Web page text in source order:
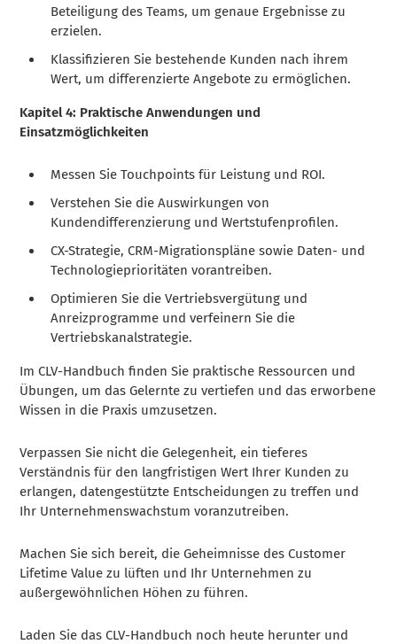
Beteiligung des Teams, um genaue Ergebnisse zu
erzielen.
Klassifizieren Sie bestehende Kunden nach ihrem
Wert, um differenzierte Angebote zu ermöglichen.
Kapitel 4: Praktische Anwendungen und
Einsatzmöglichkeiten
Messen Sie Touchpoints für Leistung und ROI.
Verstehen Sie die Auswirkungen von
Kundendifferenzierung und Wertstufenprofilen.
CX-Strategie, CRM-Migrationspläne sowie Daten- und
Technologieprioritäten vorantreiben.
Optimieren Sie die Vertriebsvergütung und
Anreizprogramme und verfeinern Sie die
Vertriebskanalstrategie.
Im CLV-Handbuch finden Sie praktische Ressourcen und
Übungen, um das Gelernte zu vertiefen und das erworbene
Wissen in die Praxis umzusetzen.
Verpassen Sie nicht die Gelegenheit, ein tieferes
Verständnis für den langfristigen Wert Ihrer Kunden zu
erlangen, datengestützte Entscheidungen zu treffen und
Ihr Unternehmenswachstum voranzutreiben.
Machen Sie sich bereit, die Geheimnisse des Customer
Lifetime Value zu lüften und Ihr Unternehmen zu
außergewöhnlichen Höhen zu führen.
Laden Sie das CLV-Handbuch noch heute herunter und